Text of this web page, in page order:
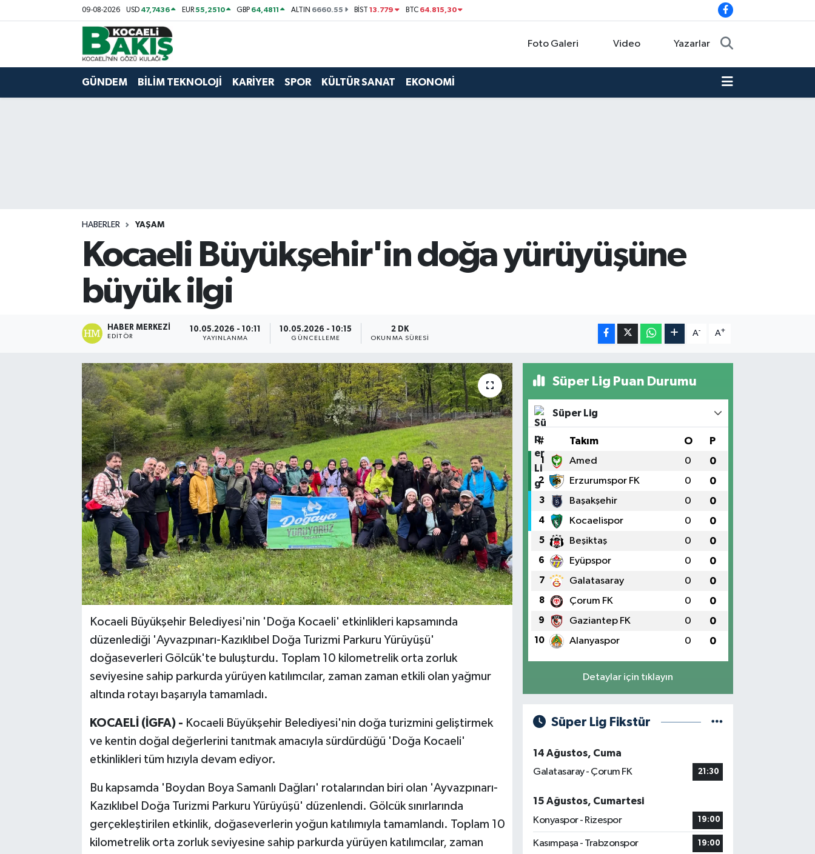
09-08-2026 USD 47,7436 EUR55,2510 GBP 64,4811 ALTIN 6660.55 BİST13.779 BTC 64.815,30
Foto Galeri Video Yazarlar
GÜNDEM BİLİM TEKNOLOJİ KARİYER SPOR KÜLTÜR SANAT EKONOMİ
HABERLER YAŞAM
Kocaeli Büyükşehir'in doğa yürüyüşüne
büyük ilgi
HABER MERKEZI
EDITÖR
10.05.2026 - 10:11
YAYINLANMA
10.05.2026 - 10:15
GÜNCELLEME
2 DK
OKUNMA SÜRESI
A- A+
Kocaeli Büyükşehir Belediyesi'nin 'Doğa Kocaeli' etkinlikleri kapsamında
düzenlediği 'Ayvazpınarı-Kazıklıbel Doğa Turizmi Parkuru Yürüyüşü'
doğaseverleri Gölcük'te buluşturdu. Toplam 10 kilometrelik orta zorluk
seviyesine sahip parkurda yürüyen katılımcılar, zaman zaman etkili olan yağmur
altında rotayı başarıyla tamamladı.
KOCAELİ (İGFA) - Kocaeli Büyükşehir Belediyesi'nin doğa turizmini geliştirmek
ve kentin doğal değerlerini tanıtmak amacıyla sürdürdüğü 'Doğa Kocaeli'
etkinlikleri tüm hızıyla devam ediyor.
Bu kapsamda 'Boydan Boya Samanlı Dağları' rotalarından biri olan 'Ayvazpınarı-
Kazıklıbel Doğa Turizmi Parkuru Yürüyüşü' düzenlendi. Gölcük sınırlarında
gerçekleştirilen etkinlik, doğaseverlerin yoğun katılımıyla tamamlandı. Toplam 10
kilometrelik orta zorluk seviyesine sahip parkurda yürüyen katılımcılar, zaman
Süper Lig Puan Durumu
Süper Lig
# Takım O P
1 Amed 0 0
2 Erzurumspor FK 0 0
3 Başakşehir 0 0
4 Kocaelispor 0 0
5 Beşiktaş 0 0
6 Eyüpspor 0 0
7 Galatasaray 0 0
8 Çorum FK 0 0
9 Gaziantep FK 0 0
10 Alanyaspor 0 0
Detaylar için tıklayın
Süper Lig Fikstür
14 Ağustos, Cuma
Galatasaray - Çorum FK
21:30
15 Ağustos, Cumartesi
Konyaspor - Rizespor
19:00
Kasımpaşa - Trabzonspor 19:00
Kocaeli Nöbetçi Eczaneler
Kocaeli Hava Durumu